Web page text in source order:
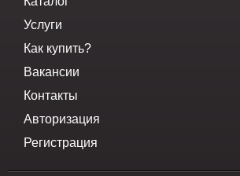
Услуги
Как купить?
Вакансии
Контакты
Авторизация
Регистрация